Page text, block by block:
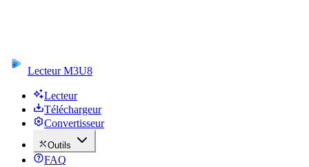
Lecteur M3U8
Lecteur
Téléchargeur
Convertisseur
Outils
FAQ